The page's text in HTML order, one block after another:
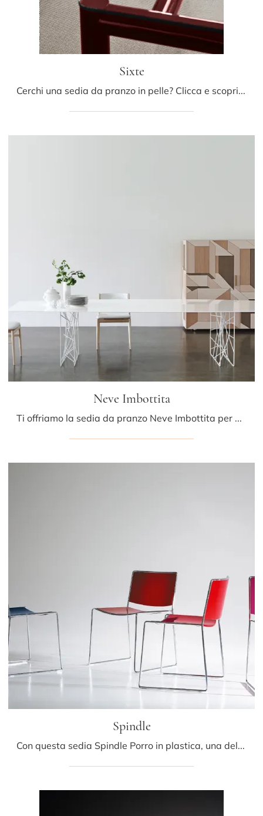
Sixte
Cerchi una sedia da pranzo in pelle? Clicca e scopri il modello Sixte di Porro per ultimare i tuoi interni perfettamente.
Neve Imbottita
Ti offriamo la sedia da pranzo Neve Imbottita per atmosfere moderne, tra le più originali Sedie fisse di Porro.
Spindle
Con questa sedia Spindle Porro in plastica, una delle nostre sedute impilabili moderne, potrai completare i tuoi locali.